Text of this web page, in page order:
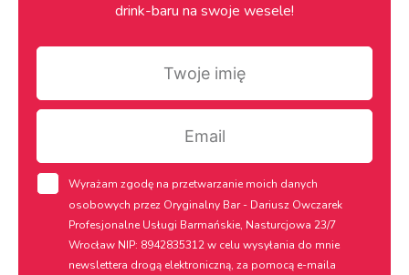
drink-baru na swoje wesele!
Twoje
Email
Wyrażam zgodę na przetwarzanie moich danych
osobowych przez Oryginalny Bar - Dariusz Owczarek
Profesjonalne Usługi Barmańskie, Nasturcjowa 23/7
Wrocław NIP: 8942835312 w celu wysyłania do mnie
newslettera drogą elektroniczną, za pomocą e-maila